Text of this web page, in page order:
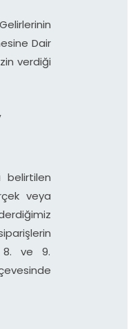
Dair
verdiği
belirtilen
veya
8. ve 9.